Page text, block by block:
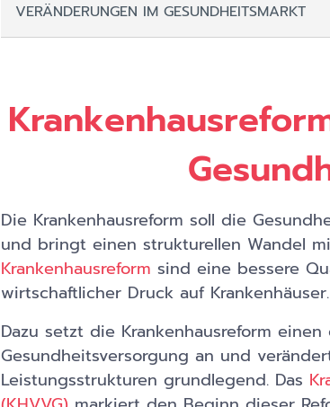
VERÄNDERUNGEN IM GESUNDHEITSMARKT
Die Krankenhausreform soll die
und bringt einen strukturellen Wandel
Krankenhausreform sind eine bessere
wirtschaftlicher Druck auf Krankenhäuser.
Dazu setzt die Krankenhausreform
Gesundheitsversorgung an und
Leistungsstrukturen grundlegend. Das